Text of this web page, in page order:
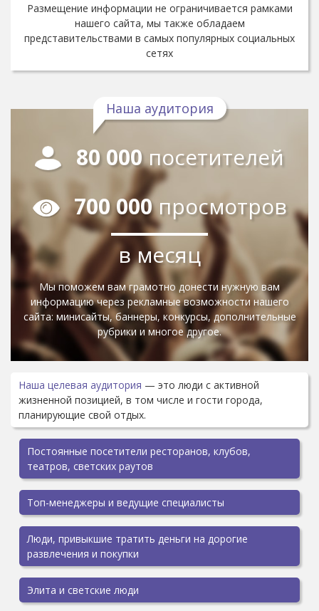
Размещение информации не ограничивается рамками
нашего сайта, мы также обладаем
представительствами в самых популярных социальных
сетях
Наша аудитория
80 000посетителей
700 000просмотров
в месяц
Мы поможем вам грамотно донести нужную вам
информацию через рекламные возможности нашего
сайта: минисайты, баннеры, конкурсы, дополнительные
рубрики и многое другое.
Наша целевая аудитория — это люди с активной
жизненной позицией, в том числе и гости города,
планирующие свой отдых.
Постоянные посетители ресторанов, клубов,
театров, светских раутов
Топ-менеджеры и ведущие специалисты
Люди, привыкшие тратить деньги на дорогие
развлечения и покупки
Элита и светские люди